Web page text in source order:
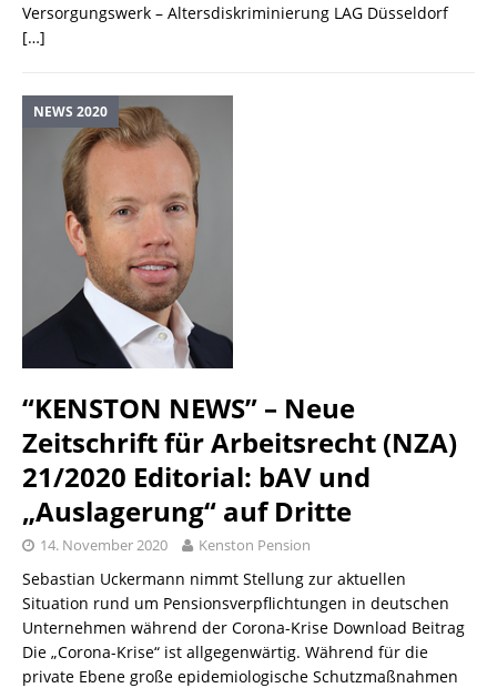
Versorgungswerk – Altersdiskriminierung LAG Düsseldorf
[…]
NEWS 2020
“KENSTON NEWS” – Neue
Zeitschrift für Arbeitsrecht (NZA)
21/2020 Editorial: bAV und
„Auslagerung“ auf Dritte
14. November 2020 Kenston Pension
Sebastian Uckermann nimmt Stellung zur aktuellen
Situation rund um Pensionsverpflichtungen in deutschen
Unternehmen während der Corona-Krise Download Beitrag
Die „Corona-Krise“ ist allgegenwärtig. Während für die
private Ebene große epidemiologische Schutzmaßnahmen